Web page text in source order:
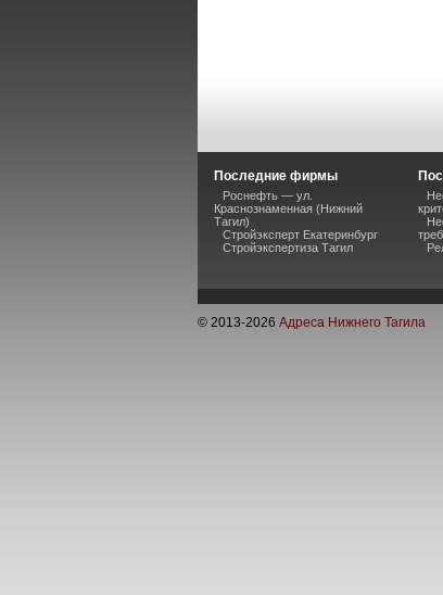
Последние фирмы
Роснефть — ул.
Краснознаменная (Нижний
Тагил)
Стройэксперт Екатеринбург
Стройэкспертиза Тагил
© 2013-2026 Адреса Нижнего Тагила